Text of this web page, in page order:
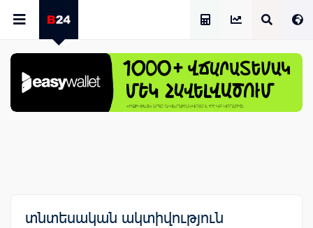
տնտեսական ակտիվություն